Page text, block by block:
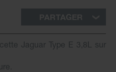
Jaguar Type E 3,8L sur